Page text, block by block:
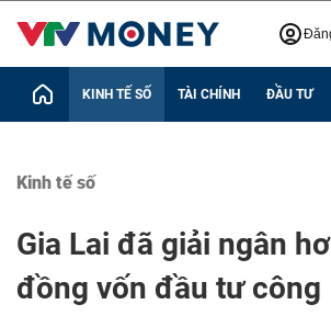
KINH TẾ SỐ TÀI CHÍNH ĐẦU TƯ
Kinh tế số
Gia Lai đã giải ngân
đồng vốn đầu tư công